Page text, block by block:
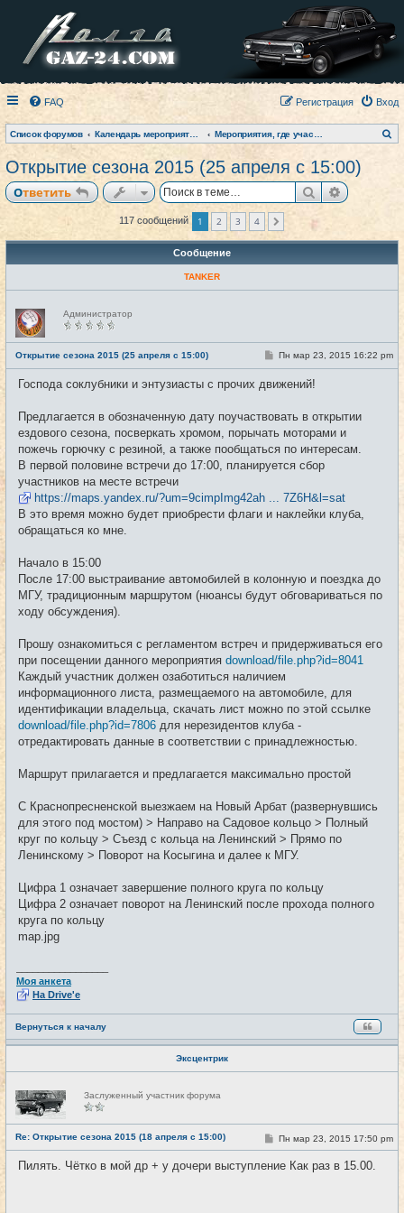
FAQ Вход
Регистрация
Список форумов
о
Открытие сезона 2015 (25 апреля с 15:00)
Ответить Поиск
117 сообщений 1 2 3 4
Сообщение
TANKER
Н
е
в
с
е
т
и
Администратор
Открытие сезона 2015 (25 апреля с 15:00) #1
С
б
н
Пн мар 23, 2015 16:22 pm
Господа соклубники и энтузиасты с прочих движений!
Предлагается в обозначенную дату поучаствовать в открытии
ездового сезона, посверкать хромом, порычать моторами и
пожечь горючку с резиной, а также пообщаться по интересам.
В первой половине встречи до 17:00, планируется сбор
участников на месте встречи
https://maps.yandex.ru/?um=9cimpImg42ah ... 7Z6H&l=sat
В это время можно будет приобрести флаги и наклейки клуба,
обращаться ко мне.
Начало в 15:00
После 17:00 выстраивание автомобилей в колонную и поездка до
МГУ, традиционным маршрутом (нюансы будут обговариваться по
ходу обсуждения).
Прошу ознакомиться с регламентом встреч и придерживаться его
при посещении данного мероприятия download/file.php?id=8041
Каждый участник должен озаботиться наличием
информационного листа, размещаемого на автомобиле, для
идентификации владельца, скачать лист можно по этой ссылке
download/file.php?id=7806 для нерезидентов клуба -
отредактировать данные в соответствии с принадлежностью.
Маршрут прилагается и предлагается максимально простой
С Краснопресненской выезжаем на Новый Арбат (развернувшись
для этого под мостом) > Направо на Садовое кольцо > Полный
круг по кольцу > Съезд с кольца на Ленинский > Прямо по
Ленинскому > Поворот на Косыгина и далее к МГУ.
Цифра 1 означает завершение полного круга по кольцу
Цифра 2 означает поворот на Ленинский после прохода полного
круга по кольцу
map.jpg
Моя анкета
На Drive'e
Вернуться к началу
Эксцентрик
Н
е
в
е
т
и
Заслуженный участник форума
Re: Открытие сезона 2015 (18 апреля с 15:00) #2
С
о
б
Пн мар 23, 2015 17:50 pm
Пилять. Чётко в мой др + у дочери выступление Как раз в 15.00.